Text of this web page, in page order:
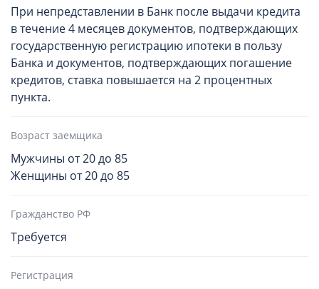
При непредставлении в Банк после выдачи кредита
в течение 4 месяцев документов, подтверждающих
государственную регистрацию ипотеки в пользу
Банка и документов, подтверждающих погашение
кредитов, ставка повышается на 2 процентных
пункта.
Возраст заемщика
Мужчины от 20 до 85
Женщины от 20 до 85
Гражданство РФ
Требуется
Регистрация